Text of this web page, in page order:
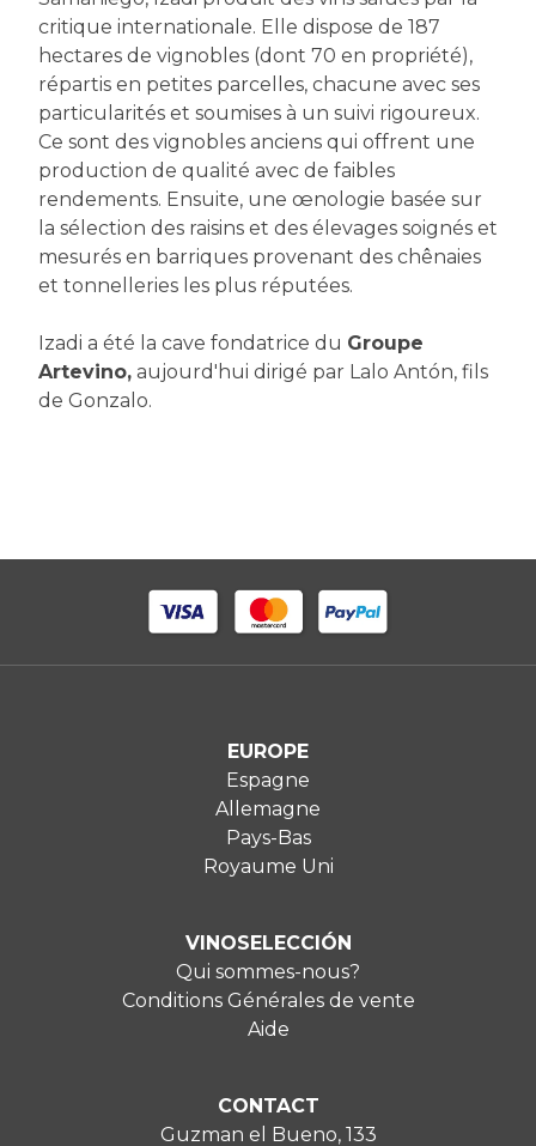
critique internationale. Elle dispose de 187
hectares de vignobles (dont 70 en propriété),
répartis en petites parcelles, chacune avec ses
particularités et soumises à un suivi rigoureux.
Ce sont des vignobles anciens qui offrent une
production de qualité avec de faibles
rendements. Ensuite, une œnologie basée sur
la sélection des raisins et des élevages soignés et
mesurés en barriques provenant des chênaies
et tonnelleries les plus réputées.
Izadi a été la cave fondatrice du Groupe
Artevino, aujourd'hui dirigé par Lalo Antón, fils
de Gonzalo.
EUROPE
Espagne
Allemagne
Pays-Bas
Royaume Uni
VINOSELECCIÓN
Qui sommes-nous?
Conditions Générales de vente
Aide
CONTACT
Guzman el Bueno, 133